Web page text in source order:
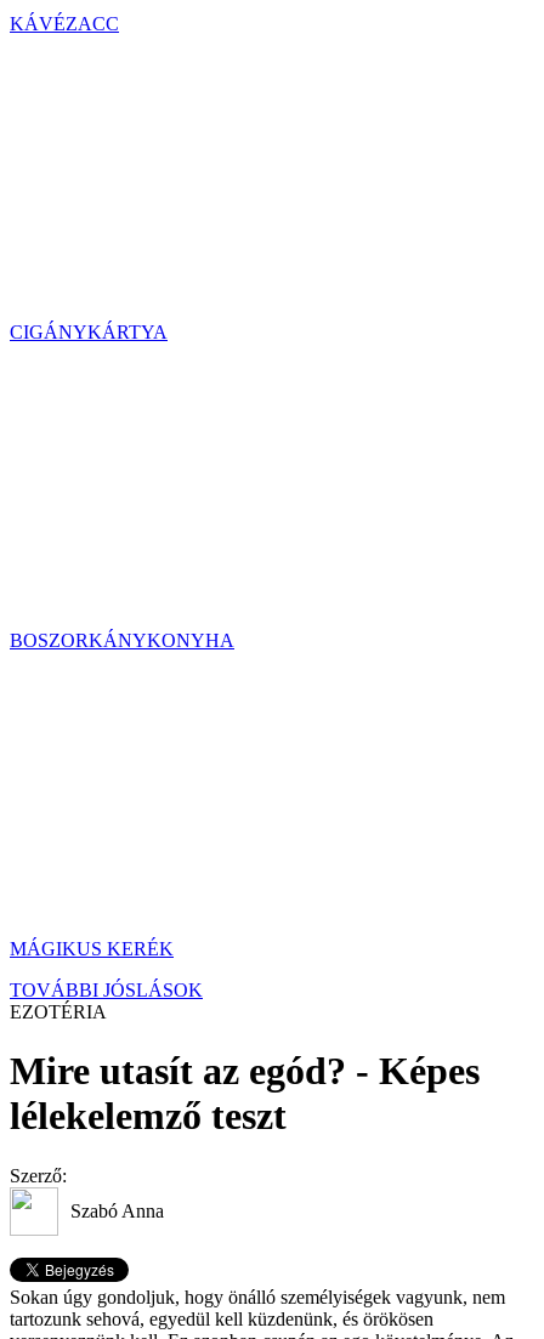
KÁVÉZACC
CIGÁNYKÁRTYA
BOSZORKÁNYKONYHA
MÁGIKUS KERÉK
TOVÁBBI JÓSLÁSOK
EZOTÉRIA
Mire utasít az egód? - Képes
lélekelemző teszt
Szerző:
Szabó Anna
Sokan úgy gondoljuk, hogy önálló személyiségek vagyunk, nem
tartozunk sehová, egyedül kell küzdenünk, és örökösen